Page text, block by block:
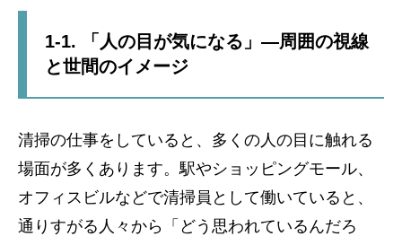
1-1. 「人の目が気になる」—周囲の視線
と世間のイメージ
清掃の仕事をしていると、多くの人の目に触れる
場面が多くあります。駅やショッピングモール、
オフィスビルなどで清掃員として働いていると、
通りすがる人々から「どう思われているんだろ